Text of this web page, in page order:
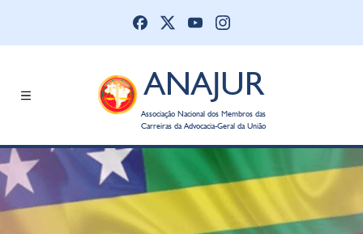
ANAJUR
Associação Nacional dos Membros das
Carreiras da Advocacia-Geral da União